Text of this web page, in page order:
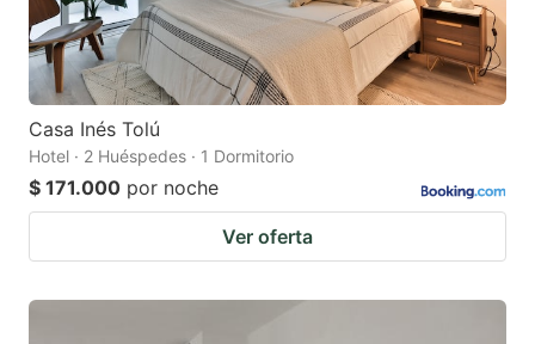
Casa Inés Tolú
Hotel · 2 Huéspedes · 1 Dormitorio
$ 171.000 por noche
Ver oferta